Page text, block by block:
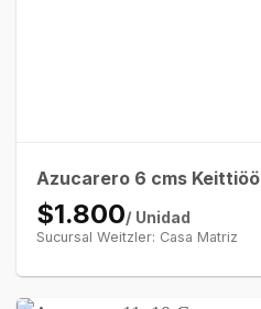
Azucarero 6 cms Keittiöö
$1.800/ Unidad
Sucursal Weitzler: Casa Matriz